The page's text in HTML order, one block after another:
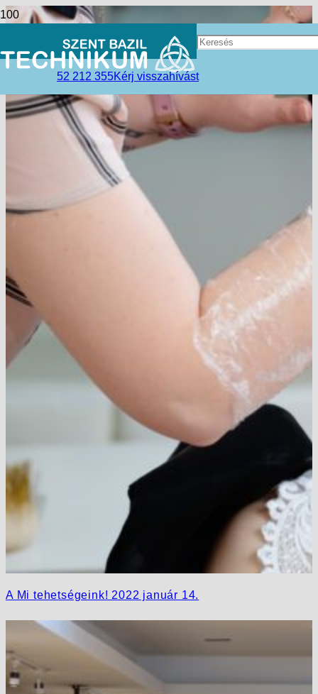
52 212 355Kérj visszahívást
A Mi tehetségeink! 2022 január 14.